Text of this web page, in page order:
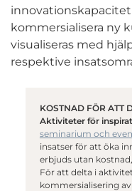
kommersialisera ny
visualiseras med
respektive
KOSTNAD FÖR ATT
Aktiviteter för
seminarium och
insatser för att öka
erbjuds utan
För att delta i
kommersialisering